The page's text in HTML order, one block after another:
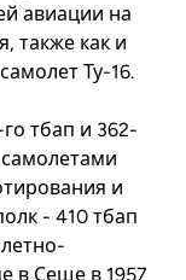
авиации на
также как и
Ту-16.
тбап и 362-
и
- 410 тбап
в Сеще в 1957